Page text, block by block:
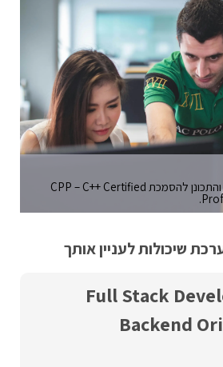
קדם את כישורי C++ שלך והתכונן להסמכת CPP – C++ Certified
שיכולות לעניין אותך
Full Stack
Backend